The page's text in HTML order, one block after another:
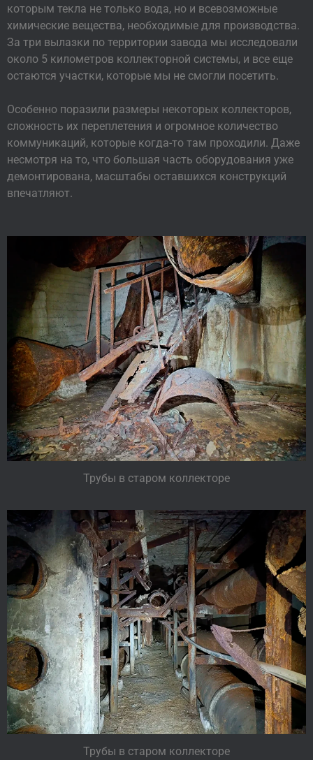
которым текла не только вода, но и всевозможные
химические вещества, необходимые для производства.
За три вылазки по территории завода мы исследовали
около 5 километров коллекторной системы, и все еще
остаются участки, которые мы не смогли посетить.
Особенно поразили размеры некоторых коллекторов,
сложность их переплетения и огромное количество
коммуникаций, которые когда-то там проходили. Даже
несмотря на то, что большая часть оборудования уже
демонтирована, масштабы оставшихся конструкций
впечатляют.
Трубы в старом коллекторе
Трубы в старом коллекторе